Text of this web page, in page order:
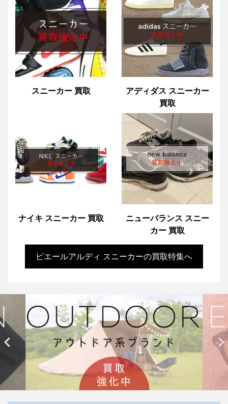
スニーカー 買取
アディダス スニーカー
買取
ナイキ スニーカー 買取
ニューバランス スニー
カー 買取
ピエールアルディ スニーカーの買取特集へ
 